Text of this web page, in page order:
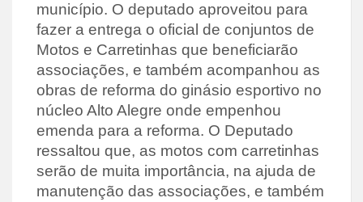
município. O deputado aproveitou para
fazer a entrega o oficial de conjuntos de
Motos e Carretinhas que beneficiarão
associações, e também acompanhou as
obras de reforma do ginásio esportivo no
núcleo Alto Alegre onde empenhou
emenda para a reforma. O Deputado
ressaltou que, as motos com carretinhas
serão de muita importância, na ajuda de
manutenção das associações, e também